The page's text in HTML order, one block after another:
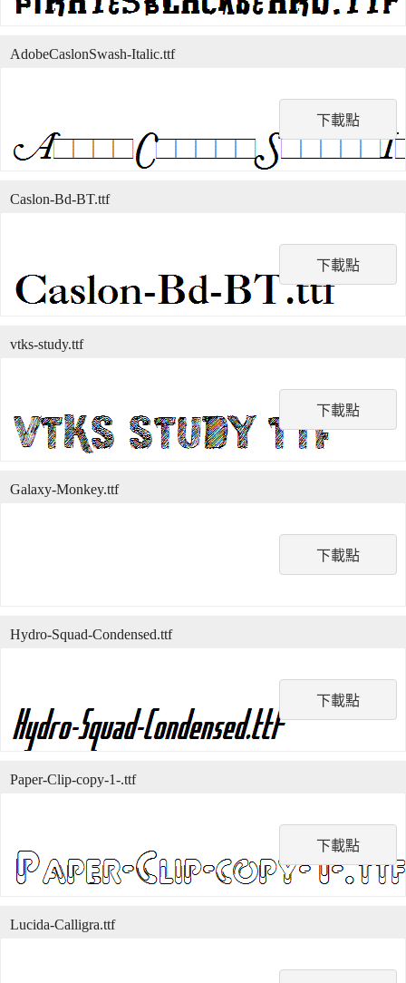
下載點
AdobeCaslonSwash-Italic.ttf
下載點
Caslon-Bd-BT.ttf
下載點
vtks-study.ttf
下載點
Galaxy-Monkey.ttf
下載點
Hydro-Squad-Condensed.ttf
下載點
Paper-Clip-copy-1-.ttf
Lucida-Calligra.ttf